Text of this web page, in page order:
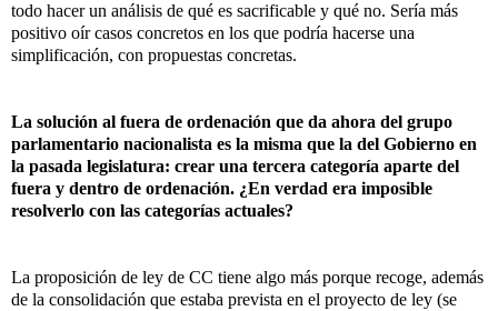
todo hacer un análisis de qué es sacrificable y qué no. Sería más
positivo oír casos concretos en los que podría hacerse una
simplificación, con propuestas concretas.
La solución al fuera de ordenación que da ahora del grupo
parlamentario nacionalista es la misma que la del Gobierno en
la pasada legislatura: crear una tercera categoría aparte del
fuera y dentro de ordenación. ¿En verdad era imposible
resolverlo con las categorías actuales?
La proposición de ley de CC tiene algo más porque recoge, además
de la consolidación que estaba prevista en el proyecto de ley (se